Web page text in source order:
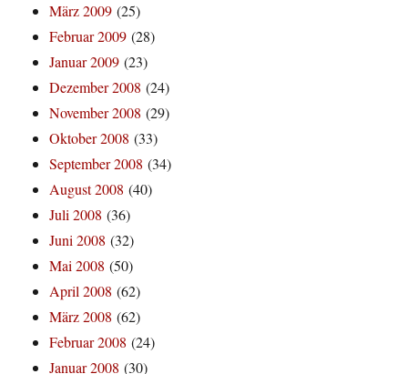
März 2009 (25)
Februar 2009 (28)
Januar 2009 (23)
Dezember 2008 (24)
November 2008 (29)
Oktober 2008 (33)
September 2008 (34)
August 2008 (40)
Juli 2008 (36)
Juni 2008 (32)
Mai 2008 (50)
April 2008 (62)
März 2008 (62)
Februar 2008 (24)
Januar 2008 (30)